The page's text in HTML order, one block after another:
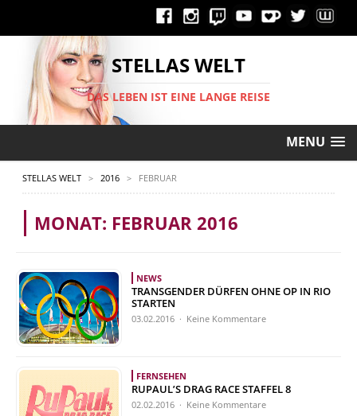
STELLAS WELT
DAS LEBEN IST EINE LANGE REISE
MENU
STELLAS WELT > 2016 > FEBRUAR
MONAT: FEBRUAR 2016
NEWS
TRANSGENDER DÜRFEN OHNE OP IN RIO
STARTEN
03.02.2016 · Keine Kommentare
FERNSEHEN
RUPAUL’S DRAG RACE STAFFEL 8
02.02.2016 · Keine Kommentare